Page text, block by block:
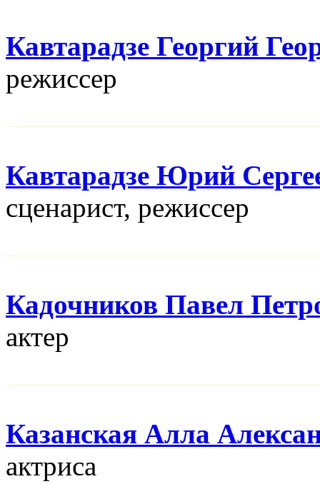
Кавтарадзе Георгий
режисcер
Кавтарадзе Юрий
сценарист, режисcер
Кадочников Павел
актер
Казанская Алла
актриса